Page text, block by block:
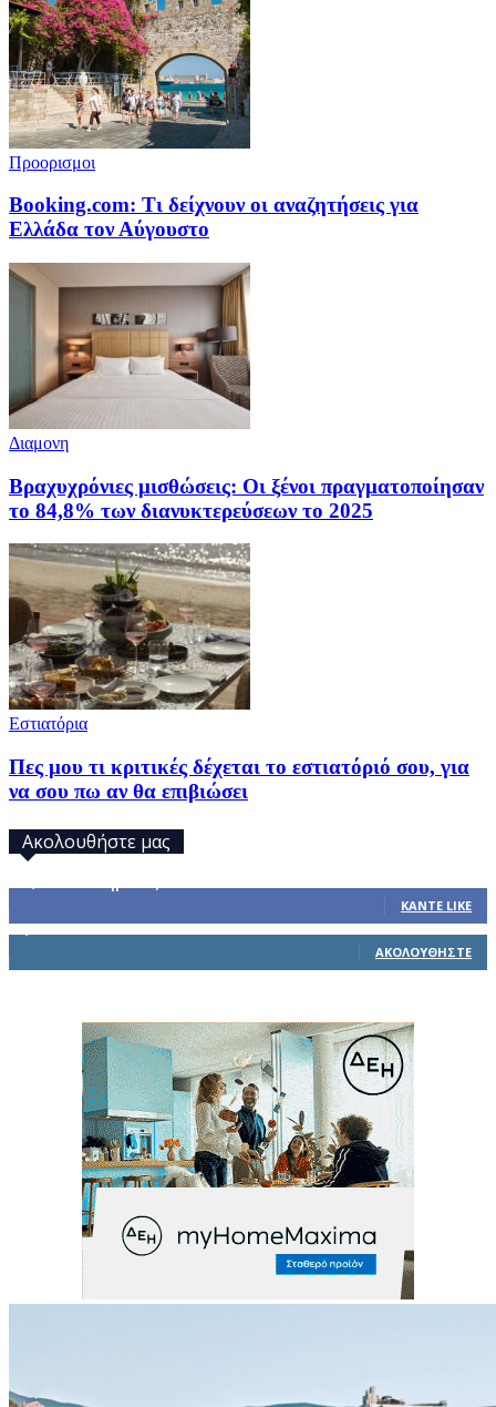
Προορισμοι
Booking.com: Τι δείχνουν οι αναζητήσεις για
Ελλάδα τον Αύγουστο
Διαμονη
Βραχυχρόνιες μισθώσεις: Οι ξένοι πραγματοποίησαν
το 84,8% των διανυκτερεύσεων το 2025
Eστιατόρια
Πες μου τι κριτικές δέχεται το εστιατόριό σου, για
να σου πω αν θα επιβιώσει
Ακολουθήστε μας
ΚΆΝΤΕ LIKE
ΑΚΟΛΟΥΘΉΣΤΕ